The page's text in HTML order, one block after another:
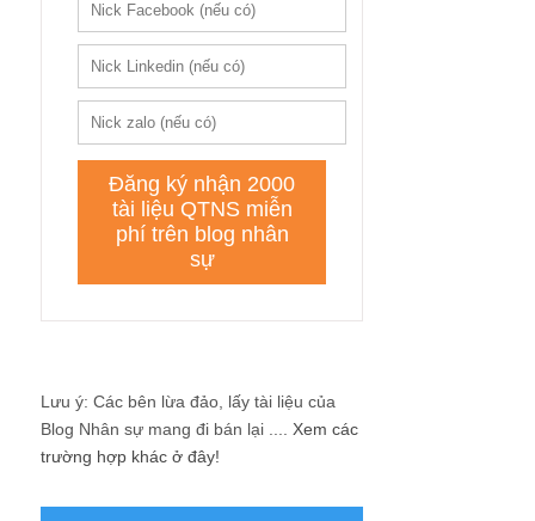
Lưu ý: Các bên lừa đảo, lấy tài liệu của
Blog Nhân sự mang đi bán lại .... Xem các
trường hợp khác ở đây!